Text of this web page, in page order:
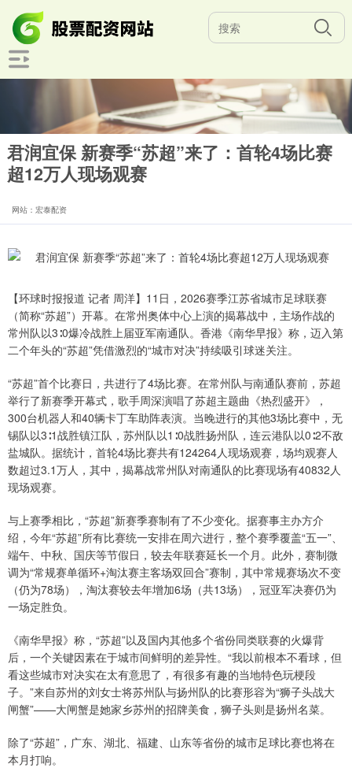
君润宜保 新赛季“苏超”来了：首轮4场比赛
超12万人现场观赛
网站：宏泰配资
【环球时报报道 记者 周洋】11日，2026赛季江苏省城市足球联赛
（简称“苏超”）开幕。在常州奥体中心上演的揭幕战中，主场作战的
常州队以3∶0爆冷战胜上届亚军南通队。香港《南华早报》称，迈入第
二个年头的“苏超”凭借激烈的“城市对决”持续吸引球迷关注。
“苏超”首个比赛日，共进行了4场比赛。在常州队与南通队赛前，苏超
举行了新赛季开幕式，歌手周深演唱了苏超主题曲《热烈盛开》，
300台机器人和40辆卡丁车助阵表演。当晚进行的其他3场比赛中，无
锡队以3∶1战胜镇江队，苏州队以1∶0战胜扬州队，连云港队以0∶2不敌
盐城队。据统计，首轮4场比赛共有124264人现场观赛，场均观赛人
数超过3.1万人，其中，揭幕战常州队对南通队的比赛现场有40832人
现场观赛。
与上赛季相比，“苏超”新赛季赛制有了不少变化。据赛事主办方介
绍，今年“苏超”所有比赛统一安排在周六进行，整个赛季覆盖“五一”、
端午、中秋、国庆等节假日，较去年联赛延长一个月。此外，赛制微
调为“常规赛单循环+淘汰赛主客场双回合”赛制，其中常规赛场次不变
（仍为78场），淘汰赛较去年增加6场（共13场），冠亚军决赛仍为
一场定胜负。
《南华早报》称，“苏超”以及国内其他多个省份同类联赛的火爆背
后，一个关键因素在于城市间鲜明的差异性。“我以前根本不看球，但
看这些城市对决实在太有意思了，有很多有趣的当地特色玩梗段
子。”来自苏州的刘女士将苏州队与扬州队的比赛形容为“狮子头战大
闸蟹”——大闸蟹是她家乡苏州的招牌美食，狮子头则是扬州名菜。
除了“苏超”，广东、湖北、福建、山东等省份的城市足球比赛也将在
本月打响。